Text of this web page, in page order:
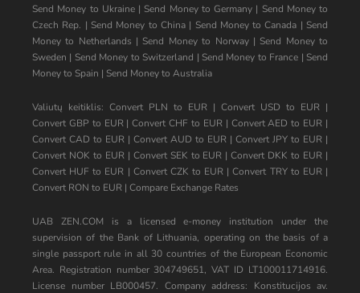
Send Money to Ukraine| Send Money to Germany | Send Money to
Czech Rep. | Send Money to China| Send Money to Canada | Send
Money to Netherlands | Send Money to Norway| Send Money to
Sweden | Send Money to Switzerland | Send Money to France | Send
Money to Spain | Send Money to Australia
Valiutų keitiklis: Convert PLN to EUR | Convert USD to EUR |
Convert GBP to EUR|Convert CHF to EUR| Convert AED to EUR |
Convert CAD to EUR | Convert AUD to EUR | Convert JPY to EUR |
Convert NOK to EUR| Convert SEK to EUR |Convert DKK to EUR |
Convert HUF to EUR | Convert CZK to EUR |Convert TRY to EUR|
Convert RON to EUR | Compare Exchange Rates
UAB ZEN.COM is a licensed e-money institution under the
supervision of the Bank of Lithuania, operating on the basis of a
single passport rule in all 30 countries of the European Economic
Area. Registration number 304749651, VAT ID LT100011714916.
License number LB000457. Company address: Konstitucijos av.